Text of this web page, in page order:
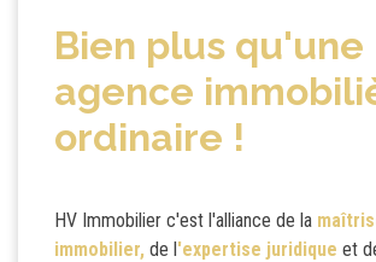
Bien plus qu'une
agence
ordinaire !
HV Immobilier c'est l'alliance de la
immobilier, de l'expertise juridique et